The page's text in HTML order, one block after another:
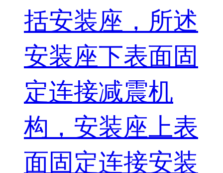
括安装座，所述
安装座下表面固
定连接减震机
构，安装座上表
面固定连接安装